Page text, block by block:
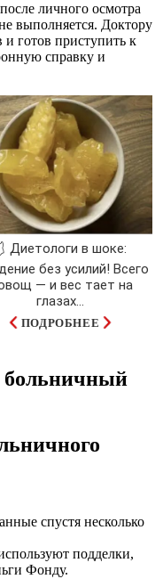
личного осмотра
выполняется. Доктору
и готов приступить к
справку и
Диетологи в шоке:
без усилий! Всего
— и вес тает на
глазах…
ПОДРОБНЕЕ
больничный
спустя несколько
подделки,
Фонду.